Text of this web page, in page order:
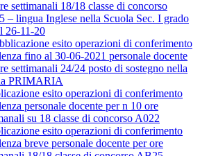
settimanali 18/18 classe di concorso
– lingua Inglese nella Scuola Sec. I grado
26-11-20
esito operazioni di conferimento
fino al 30-06-2021 personale docente
settimanali 24/24 posto di sostegno nella
PRIMARIA
esito operazioni di conferimento
personale docente per n 10 ore
su 18 classe di concorso A022
esito operazioni di conferimento
breve personale docente per ore